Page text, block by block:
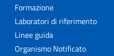
Formazione
Laboratori di riferimento
Linee guida
Organismo Notificato